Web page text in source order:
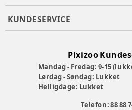
KUNDESERVICE
Pixizoo
Mandag - Fredag: 9-15
Lørdag - Søndag: Lukket
Helligdage: Lukket
Telefon: 88 88